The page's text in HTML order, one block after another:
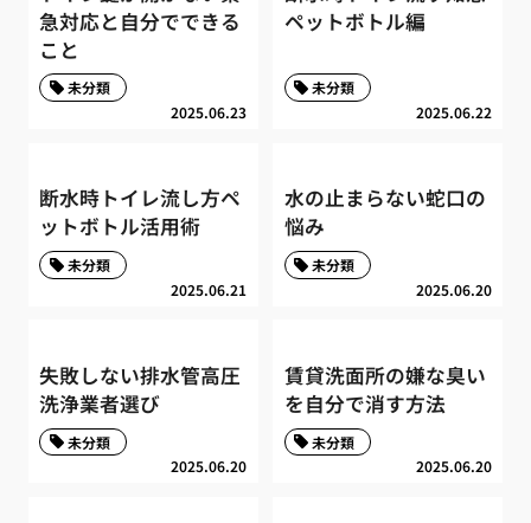
急対応と自分でできる
こと
2025.06.23
未分類
ペットボトル編
2025.06.22
未分類
断水時トイレ流し方ペ
ットボトル活用術
2025.06.21
未分類
水の止まらない蛇口の
悩み
2025.06.20
未分類
失敗しない排水管高圧
洗浄業者選び
2025.06.20
未分類
賃貸洗面所の嫌な臭い
を自分で消す方法
2025.06.20
未分類